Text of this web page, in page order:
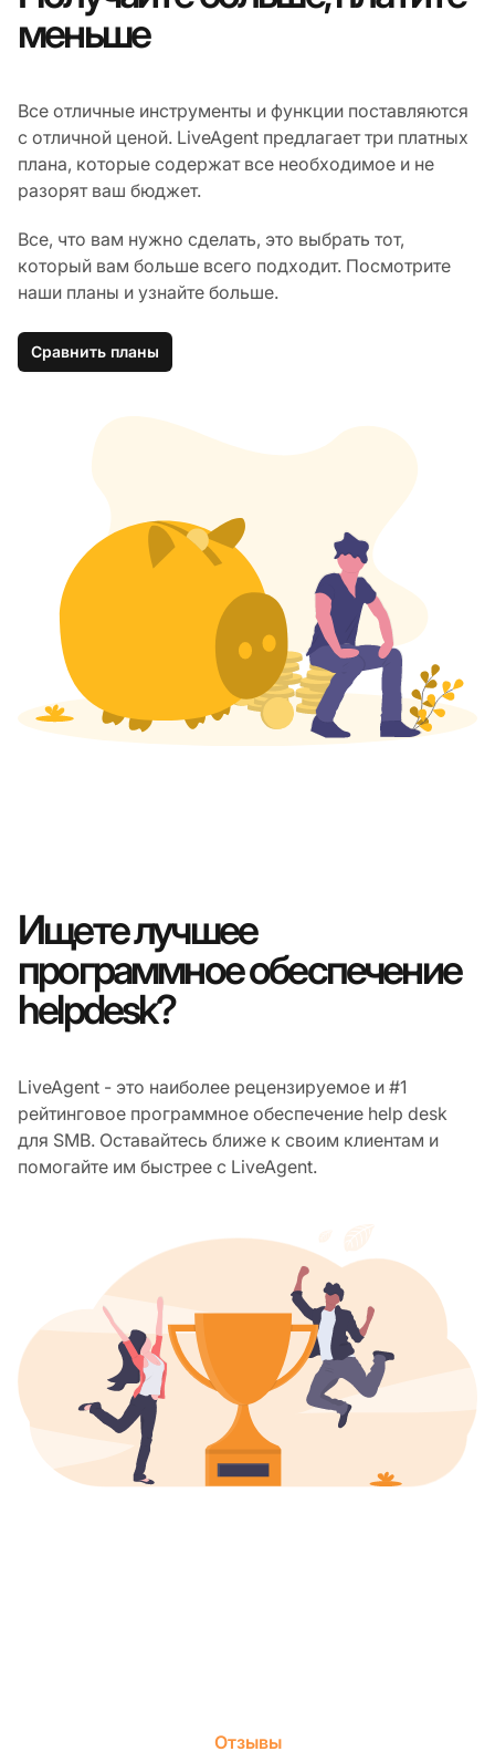
меньше
Все отличные инструменты и функции поставляются
с отличной ценой. LiveAgent предлагает три платных
плана, которые содержат все необходимое и не
разорят ваш бюджет.
Все, что вам нужно сделать, это выбрать тот,
который вам больше всего подходит. Посмотрите
наши планы и узнайте больше.
Сравнить планы
Ищете лучшее
программное обеспечение
helpdesk?
LiveAgent - это наиболее рецензируемое и #1
рейтинговое программное обеспечение help desk
для SMB. Оставайтесь ближе к своим клиентам и
помогайте им быстрее с LiveAgent.
Отзывы